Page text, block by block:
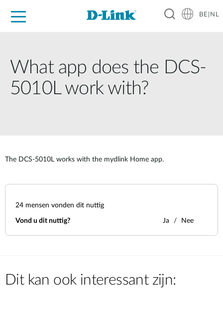
BE|NL
What app does the DCS-
5010L work with?
The DCS-5010L works with the mydlink Home app.
24 mensen vonden dit nuttig
Vond u dit nuttig? Ja Nee
Dit kan ook interessant zijn: